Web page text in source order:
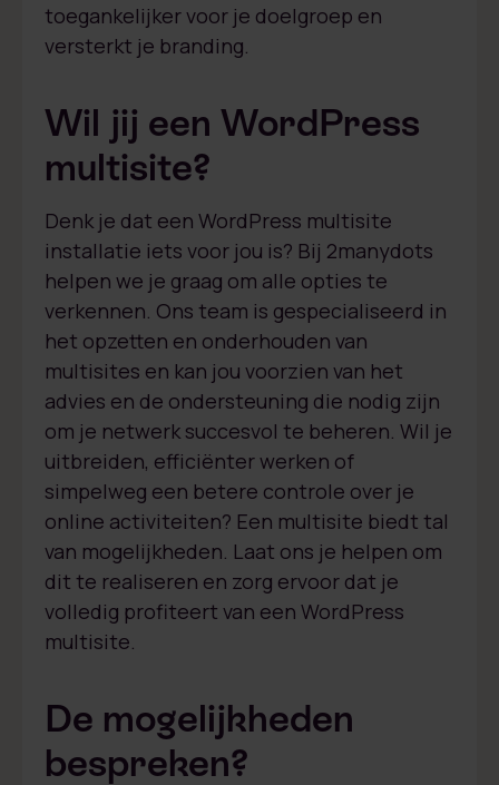
toegankelijker voor je doelgroep en
versterkt je branding.
Wil jij een WordPress
multisite?
Denk je dat een WordPress multisite
installatie iets voor jou is? Bij 2manydots
helpen we je graag om alle opties te
verkennen. Ons team is gespecialiseerd in
het opzetten en onderhouden van
multisites en kan jou voorzien van het
advies en de ondersteuning die nodig zijn
om je netwerk succesvol te beheren. Wil je
uitbreiden, efficiënter werken of
simpelweg een betere controle over je
online activiteiten? Een multisite biedt tal
van mogelijkheden. Laat ons je helpen om
dit te realiseren en zorg ervoor dat je
volledig profiteert van een WordPress
multisite.
De mogelijkheden
bespreken?